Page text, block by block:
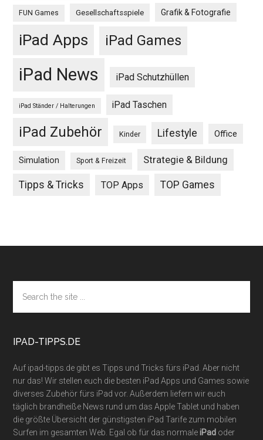
FUN Games Gesellschaftsspiele Grafik & Fotografie
iPad Apps iPad Games
iPad News iPad Schutzhüllen
iPad Ständer / Halterungen iPad Taschen
iPad Zubehör Kinder Lifestyle Office
Simulation Sport & Freizeit Strategie & Bildung
Tipps & Tricks TOP Apps TOP Games
Footer
the
site
IPAD-TIPPS.DE
Auf ipad-tipps.de gibt es Tipps und Tricks fürs iPad. Aber nicht
nur das! Wir stellen euch die besten iPad Apps und Games sowie
diverses Zubehör fürs iPad vor. Außerdem liefern wir euch
täglich brandheiße News rund um das Apple Tablet und haben
die größte Übersicht der günstigsten iPad Tarife zum mobilen
Surfen im gesamten Web. Egal ob für das normaleiPad oder